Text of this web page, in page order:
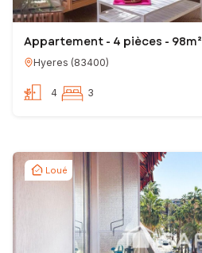
Appartement - 4 pièces - 98m²
Hyeres (83400)
4 3
Loué